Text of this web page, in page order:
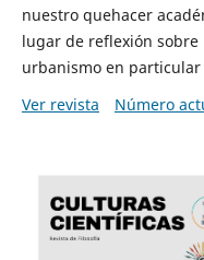
nuestro quehacer
lugar de reflexión
urbanismo en
Ver revista
Número